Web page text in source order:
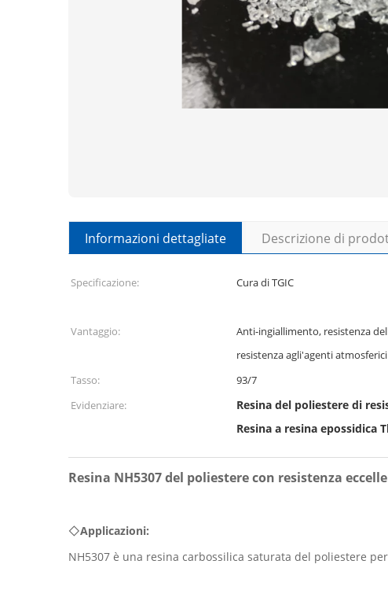
Informazioni dettagliate Descrizione di
Specificazione: Cura di TGIC
Vantaggio:
Anti-ingiallimento, resistenza
resistenza agli'agenti
Tasso:
93/7
Evidenziare:
Resina del poliestere di
Resina a resina epossidica
Resina NH5307 del poliestere con resistenza
◇Applicazioni:
NH5307 è una resina carbossilica saturata del poliestere